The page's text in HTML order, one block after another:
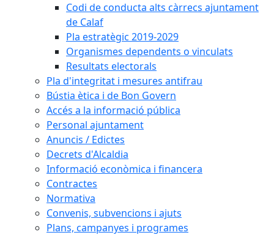
Codi de conducta alts càrrecs ajuntament
de Calaf
Pla estratègic 2019-2029
Organismes dependents o vinculats
Resultats electorals
Pla d'integritat i mesures antifrau
Bústia ètica i de Bon Govern
Accés a la informació pública
Personal ajuntament
Anuncis / Edictes
Decrets d'Alcaldia
Informació econòmica i financera
Contractes
Normativa
Convenis, subvencions i ajuts
Plans, campanyes i programes